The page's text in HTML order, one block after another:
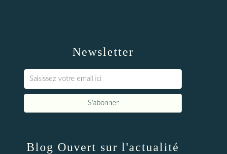
Newsletter
Blog Ouvert sur l'actualité